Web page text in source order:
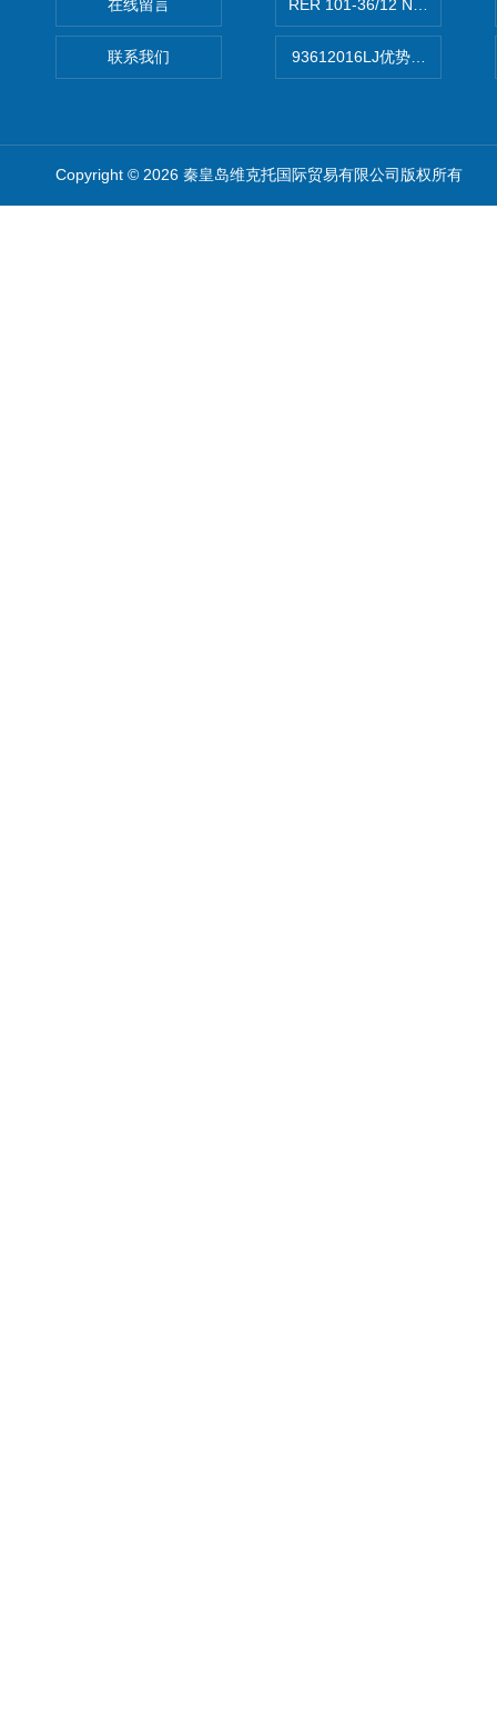
在线留言
联系我们
RER 101-36/12 NHH离心
93612016LJ优势供应美国
Copyright © 2026 秦皇岛维克托国际贸易有限公司版权所有